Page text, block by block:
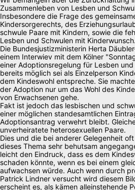
Zusammenleben von Lesben und
Insbesondere die Frage des
Kindersorgerechts, des
schwule Paare mit Kindern, sowie die
Lesben und Schwulen mit Kinderwunsch.
Die Bundesjustizministerin Herta
einem Interwiev mit dem Kölner
einer Adoptionsregelung für Lesben
bereits möglich sei als Einzelperson
dem Kindeswohl entspreche. Sie
der Adoption nur um das Wohl des
von Erwachsenen gehe.
Fakt ist jedoch das lesbischen und
einer möglichen standesamtlichen
Adoptionsantrag verwehrt bleibt.
unverheiratete heterosexuellen Paare.
Dies und die bei anderer Gelegenheit
dieses Thema sehr behutsam
leicht den Eindruck, dass es dem
schaden könnte, wenn es bei einem
aufwachsen würde. Auch wenn durch
Patrick Lindner versucht wird diesem
erscheint es, als kämen alleinstehende